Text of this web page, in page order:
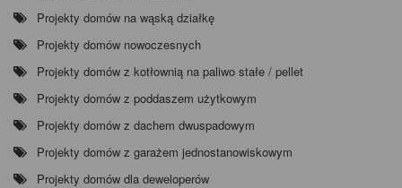
Projekty domów na wąską działkę
Projekty domów nowoczesnych
Projekty domów z kotłownią na paliwo stałe / pellet
Projekty domów z poddaszem użytkowym
Projekty domów z dachem dwuspadowym
Projekty domów z garażem jednostanowiskowym
Projekty domów dla deweloperów